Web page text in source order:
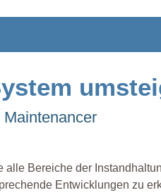
Bereiche der
Entwicklungen zu